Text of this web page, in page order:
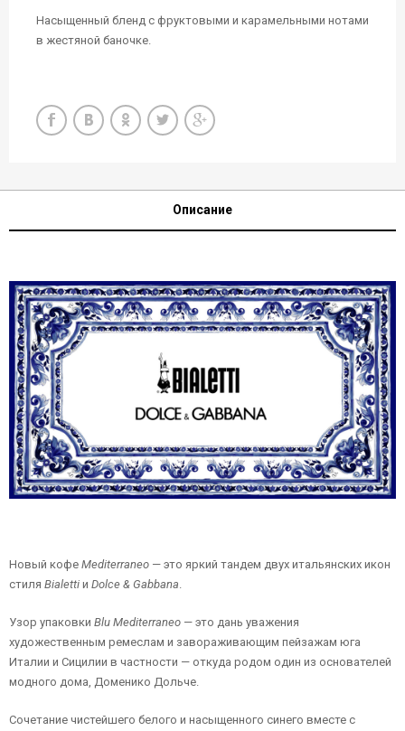
Насыщенный бленд с фруктовыми и карамельными нотами
в жестяной баночке.
Описание
Новый кофе Mediterraneo — это яркий тандем двух итальянских икон
стиля Bialetti и Dolce & Gabbana
Узор упаковки Blu Mediterraneo — это дань уважения
художественным ремеслам и завораживающим пейзажам юга
Италии и Сицилии в частности — откуда родом один из основателей
модного дома, Доменико Дольче.
Сочетание чистейшего белого и насыщенного синего вместе с